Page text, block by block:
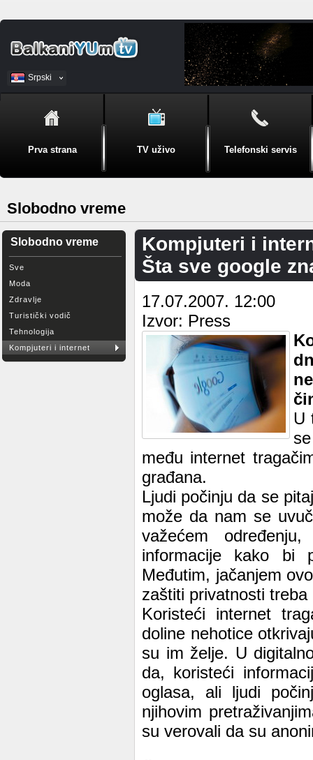
Srpski
BiH
Prva strana TV uživo Telefonski servis
Slobodno vreme
Slobodno vreme
Sve
Moda
Zdravlje
Turistički vodič
Tehnologija
Kompjuteri i internet
Kompjuteri i
Šta sve google
17.07.2007. 12:00
Izvor: Press
U
među internet
građana.
Ljudi počinju da se
može da nam se
važećem
informacije kako bi
Međutim, jačanjem
zaštiti privatnosti
Koristeći internet
doline nehotice
su im želje. U
da, koristeći
oglasa, ali ljudi
njihovim
su verovali da su